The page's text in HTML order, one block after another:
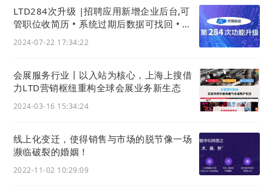
据，建立沟通渠道，了解客户需求，从而提高转
借力数字化手段赋能全链路营销转化
2024年8月，上海上搜还将主办东南亚紧固件专
业展，涵盖紧固件成品、紧固件设备及技术、紧
固件用线材棒材、模具及耗品等领域，走向全
球。LTD营销枢纽
帮助上海上搜单独搭建了此次
LTD284次升级 |招聘应用新增企业后台,可
管职位收简历 • 系统过期后数据可找回 • 网
2024-07-22 17:34:22
会展服务行业丨以入站为核心，上海上搜借
力LTD营销枢纽重构全球会展业务新生态
2024-03-16 15:34:24
线上化变迁，使得销售与市场的脱节像一场
濒临破裂的婚姻！
2022-11-02 10:29:09